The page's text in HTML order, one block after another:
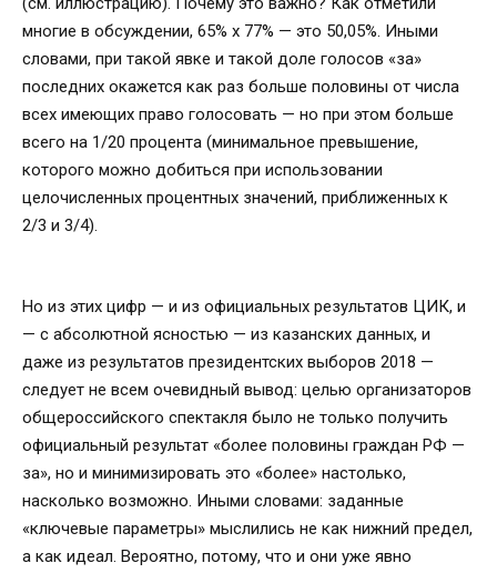
многие в обсуждении, 65% х 77% — это 50,05%. Иными
словами, при такой явке и такой доле голосов «за»
последних окажется как раз больше половины от числа
всех имеющих право голосовать — но при этом больше
всего на 1/20 процента (минимальное превышение,
которого можно добиться при использовании
целочисленных процентных значений, приближенных к
2/3 и 3/4).
Но из этих цифр — и из официальных результатов ЦИК, и
— с абсолютной ясностью — из казанских данных, и
даже из результатов президентских выборов 2018 —
следует не всем очевидный вывод: целью организаторов
общероссийского спектакля было не только получить
официальный результат «более половины граждан РФ —
за», но и минимизировать это «более» настолько,
насколько возможно. Иными словами: заданные
«ключевые параметры» мыслились не как нижний предел,
а как идеал. Вероятно, потому, что и они уже явно